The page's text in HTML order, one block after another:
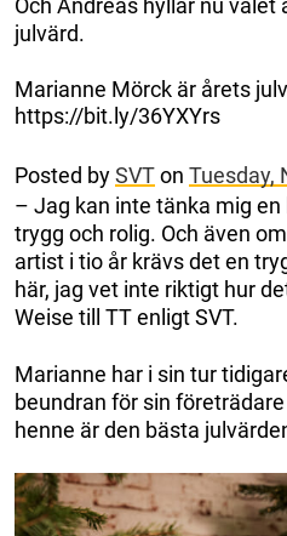
Och Andreas hyllar nu
julvärd.
Marianne Mörck är årets
https://bit.ly/36YXYrs
Posted bySVTon Tuesday,
– Jag kan inte tänka mig
trygg och rolig. Och även
artist i tio år krävs det en
här, jag vet inte riktigt hur
Weise till TT enligt SVT.
Marianne har i sin tur
beundran för sin
henne är den bästa